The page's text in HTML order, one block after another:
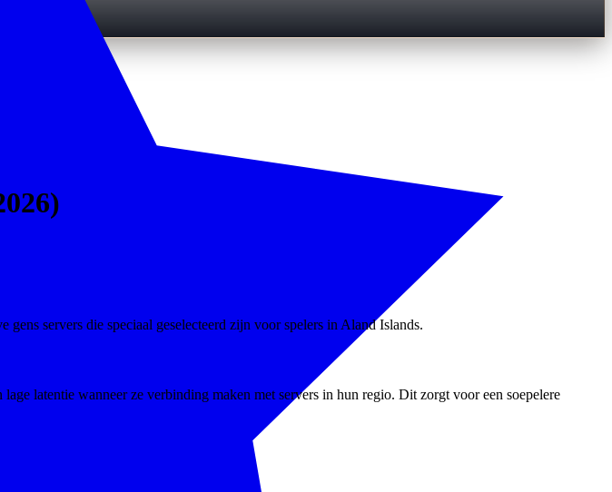
servers die speciaal geselecteerd zijn voor spelers in Aland Islands.
latentie wanneer ze verbinding maken met servers in hun regio. Dit zorgt voor een soepelere